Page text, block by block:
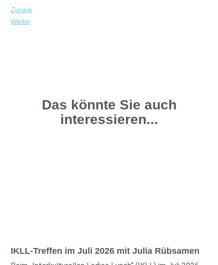
Zurück
Weiter
Das könnte Sie auch
interessieren...
IKLL-Treffen im Juli 2026 mit Julia Rübsamen